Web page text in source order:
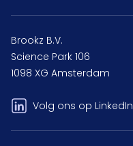
Brookz B.V.
Science Park 106
1098 XG Amsterdam
Volg ons op LinkedIn